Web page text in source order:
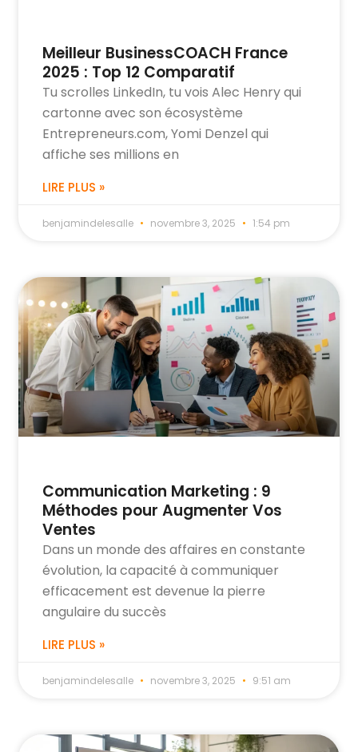
Meilleur BusinessCOACH France
2025 : Top 12 Comparatif
Tu scrolles LinkedIn, tu vois Alec Henry qui
cartonne avec son écosystème
Entrepreneurs.com, Yomi Denzel qui
affiche ses millions en
LIRE PLUS »
benjamindelesalle novembre 3, 2025 1:54 pm
Communication Marketing : 9
Méthodes pour Augmenter Vos
Ventes
Dans un monde des affaires en constante
évolution, la capacité à communiquer
efficacement est devenue la pierre
angulaire du succès
LIRE PLUS »
benjamindelesalle novembre 3, 2025 9:51 am